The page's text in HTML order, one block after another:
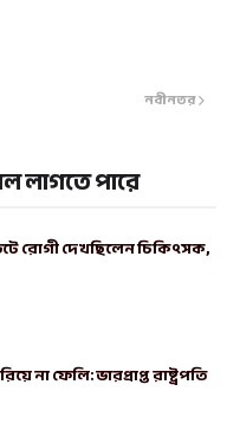
নবীনতর
লাগতে পারে
রোগী দেখছিলেন চিকিৎসক,
না ফেলি: ভারপ্রাপ্ত রাষ্ট্রপতি